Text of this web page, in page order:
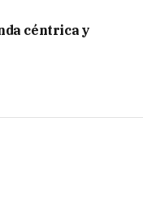
céntrica y